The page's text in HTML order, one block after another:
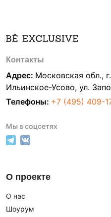
Контакты
Адрес: Московская обл.,
Ильинское-Усово, ул.
Телефоны: +7 (495) 409-
Мы в соцсетях
О проекте
О нас
Шоурум